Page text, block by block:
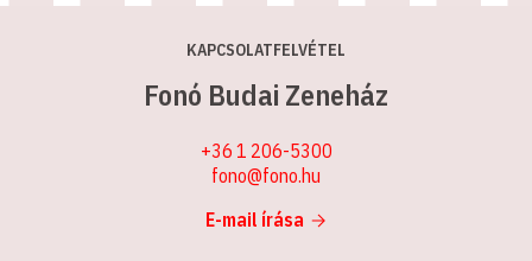
KAPCSOLATFELVÉTEL
Fonó Budai Zeneház
+36 1 206-5300
fono@fono.hu
E-mail írása